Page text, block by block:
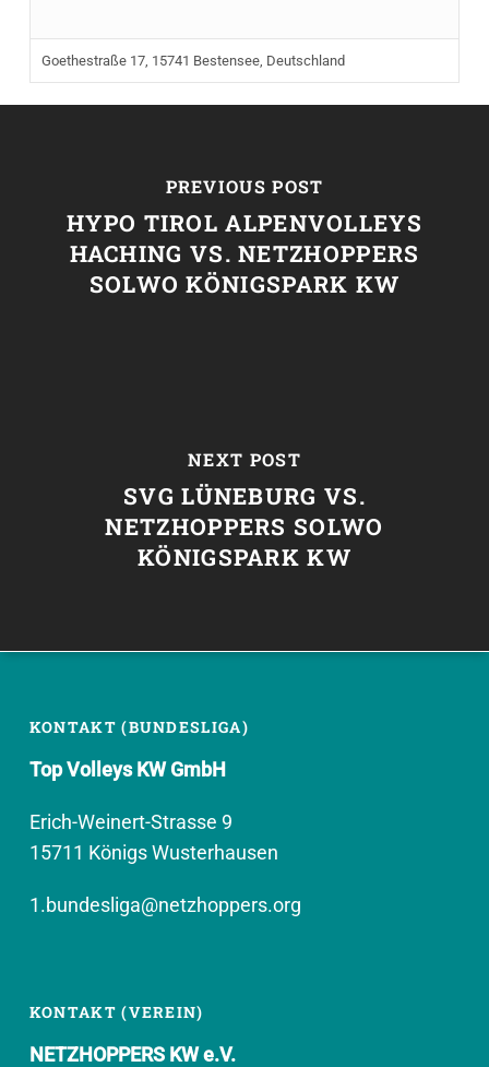
Goethestraße 17, 15741 Bestensee, Deutschland
PREVIOUS POST
HYPO TIROL ALPENVOLLEYS
HACHING VS. NETZHOPPERS
SOLWO KÖNIGSPARK KW
NEXT POST
SVG LÜNEBURG VS.
NETZHOPPERS SOLWO
KÖNIGSPARK KW
KONTAKT (BUNDESLIGA)
Top Volleys KW GmbH
Erich-Weinert-Strasse 9
15711 Königs Wusterhausen
1.bundesliga@netzhoppers.org
KONTAKT (VEREIN)
NETZHOPPERS KW e.V.